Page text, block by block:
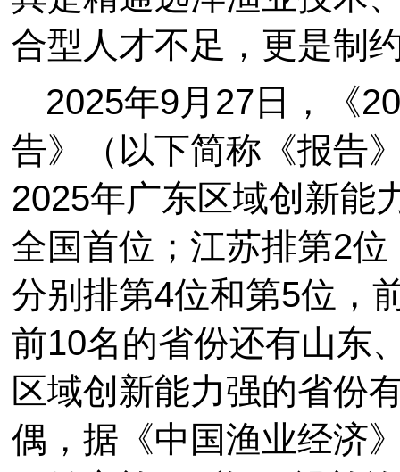
合型人才不足，更是制
2025年9月27日，《
告》（以下简称《报告
2025年广东区域创新能
全国首位；江苏排第2
分别排第4位和第5位，
前10名的省份还有山东
区域创新能力强的省份
偶，据《中国渔业经济